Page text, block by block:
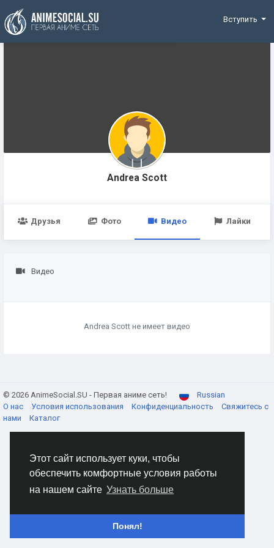
Этот сайт использует куки, чтобы
обеспечить комфортные условия работы
на нашем сайте Узнать больше
Понял!
Funding
Вступить
Andrea Scott
Друзья Фото Видео Лайки
Видео
Andrea Scott не имеет видео
© 2026 AnimeSocial.SU - Первая аниме сеть!
Russian
О нас
Условия использования Конфиденциальность
Свяжитесь с
нами
Каталог